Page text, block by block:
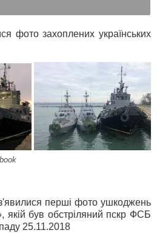
фото захоплених українських
перші фото ушкоджень
якій був обстріляний пскр ФСБ
25.11.2018